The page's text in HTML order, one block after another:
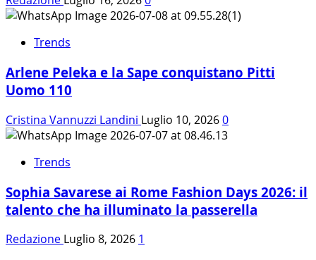
Trends
Arlene Peleka e la Sape conquistano Pitti
Uomo 110
Cristina Vannuzzi Landini Luglio 10, 20260
Trends
Sophia Savarese ai Rome Fashion Days 2026: il
talento che ha illuminato la passerella
Redazione Luglio 8, 2026 1